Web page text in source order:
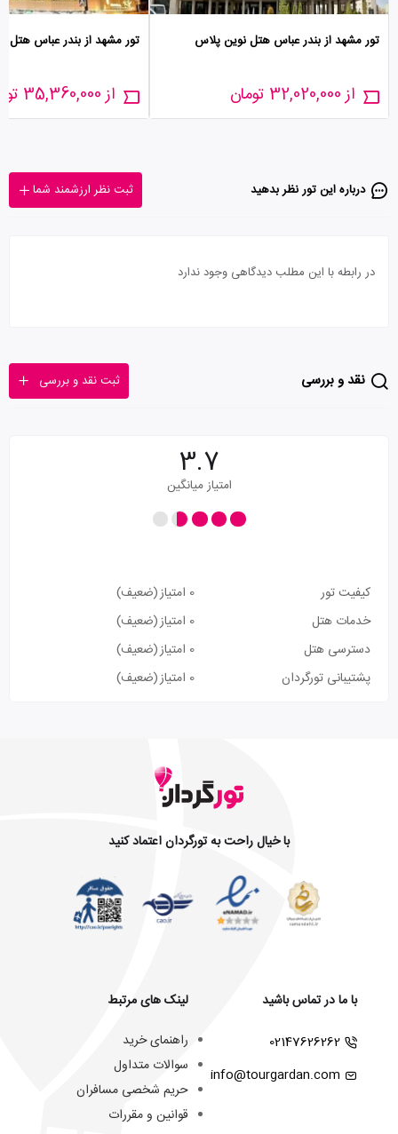
تور مشهد از بندر عباس هتل نوین پلاس
از 32,020,000 تومان
تور مشهد از بندر عباس هتل
از 35,360,000 تومان
درباره این تور‌ نظر بدهید ثبت نظر ارزشمند شما
در رابطه با این مطلب دیدگاهی وجود ندارد
نقد و بررسی ثبت نقد و بررسی
3.7
امتیاز میانگین
کیفیت تور 0 امتیاز
(ضعیف)
خدمات هتل
0 امتیاز
(ضعیف)
دسترسی هتل
0 امتیاز
(ضعیف)
پشتیبانی تورگردان
0 امتیاز (ضعیف)
با خیال راحت به تورگردان اعتماد کنید
با ما در تماس باشید
02147626262
info@tourgardan.com
لینک های مرتبط
راهنمای خرید
سوالات متداول
حریم شخصی مسافران
قوانین و مقررات